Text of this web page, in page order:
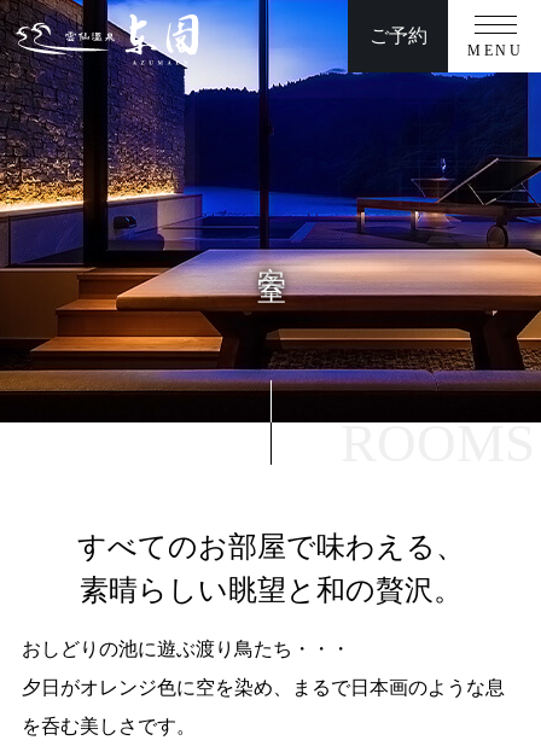
ご予約
MENU
TOP 周辺観光
客室
温泉 慶事/法事
お料理 団体プラン
館内施設 ウエディング
よくある質問
公式HPからの
5
客 室
ROOMS
すべてのお部屋で味わえる、
素晴らしい眺望と和の贅沢。
おしどりの池に遊ぶ渡り鳥たち・・・
夕日がオレンジ色に空を染め、まるで日本画のような息
を呑む美しさです。